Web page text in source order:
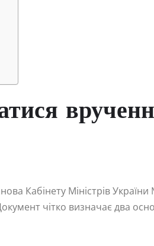
Кабінету Міністрів України
чітко визначає два